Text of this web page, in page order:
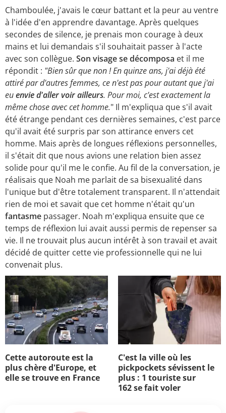
Chamboulée, j'avais le cœur battant et la peur au ventre
à l'idée d'en apprendre davantage. Après quelques
secondes de silence, je prenais mon courage à deux
mains et lui demandais s'il souhaitait passer à l'acte
avec son collègue. Son visage se décomposa et il me
répondit : "Bien sûr que non ! En quinze ans, j'ai déjà été
attiré par d'autres femmes, ce n'est pas pour autant que j'ai
euenvie d'aller voir ailleurs. Pour moi, c'est exactement la
même chose avec cet homme." Il m'expliqua que s'il avait
été étrange pendant ces dernières semaines, c'est parce
qu'il avait été surpris par son attirance envers cet
homme. Mais après de longues réflexions personnelles,
il s'était dit que nous avions une relation bien assez
solide pour qu'il me le confie. Au fil de la conversation, je
réalisais que Noah me parlait de sa bisexualité dans
l'unique but d'être totalement transparent. Il n'attendait
rien de moi et savait que cet homme n'était qu'un
fantasme passager. Noah m'expliqua ensuite que ce
temps de réflexion lui avait aussi permis de repenser sa
vie. Il ne trouvait plus aucun intérêt à son travail et avait
décidé de quitter cette vie professionnelle qui ne lui
convenait plus.
Cette autoroute est la
plus chère d'Europe, et
elle se trouve en France
C'est la ville où les
pickpockets sévissent le
plus : 1 touriste sur
162 se fait voler